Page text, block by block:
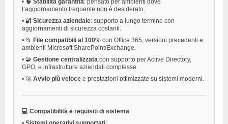
l’aggiornamento frequente non è desiderato.
• 🔐 Sicurezza aziendale: supporto a lungo termine con
aggiornamenti di sicurezza costanti.
• 📂 File compatibili al 100% con Office 365, versioni precedenti e
ambienti Microsoft SharePoint/Exchange.
• 🧩 Gestione centralizzata con supporto per Active Directory,
GPO, e infrastrutture aziendali complesse.
• 🚀 Avvio più veloce e prestazioni ottimizzate su sistemi moderni.
💻 Compatibilità e requisiti di sistema